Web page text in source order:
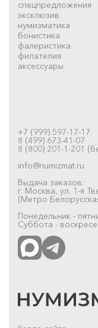
спецпредложения
эксклюзив
нумизматика
бонистика
фалеристика
филателия
аксессуары
+7 (999) 597-17-17
8 (499) 673-41-07
8 (800) 201-1-201
info@numizmat.ru
Выдача заказов:
г. Москва, ул. 1-я
(Метро
Понедельник -
Суббота -